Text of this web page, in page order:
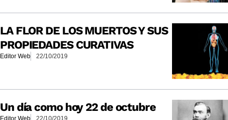
LA FLOR DE LOS MUERTOS Y SUS
PROPIEDADES CURATIVAS
Editor Web 22/10/2019
Un día como hoy 22 de octubre
Editor Web 22/10/2019